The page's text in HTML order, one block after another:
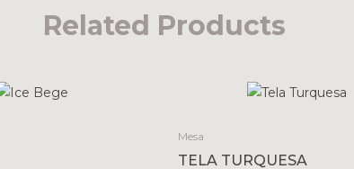
Related Products
Mesa
TELA TURQUESA